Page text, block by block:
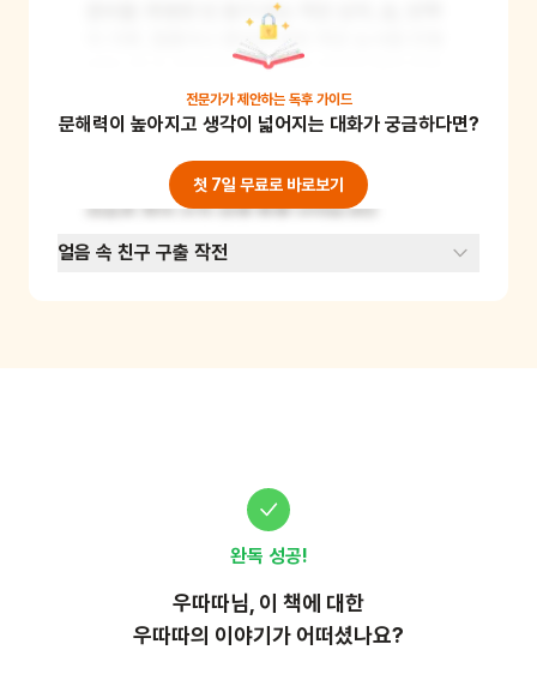
준비물: 투명한 빈 용기 또는 작은 상자, 솜, 반짝
이 가루, 찰흙이나 종이로 만든 작은 눈사람 인형
방법: 책 속 주인공이 눈사람을 지키려 했던 마음
을 담아 나만의 보관함을 꾸밉니다. 즉, 소중한 기
억을 시각적인 형태로 만들어 고정함으로써 정서
적인 안정감을 느끼는 활동이에요. 완성된 보관함
에 소중한 이름을 붙여주고 눈사람과 나누고 싶은
약속을 적어 상자 안에 함께 넣어보세요.
전문가가 제안하는 독후 가이드
문해력이 높아지고 생각이 넓어지는 대화가 궁금하다면?
첫 7일 무료로 바로보기
얼음 속 친구 구출 작전
완독 성공!
우따따님, 이 책에 대한
우따따의 이야기가 어떠셨나요?